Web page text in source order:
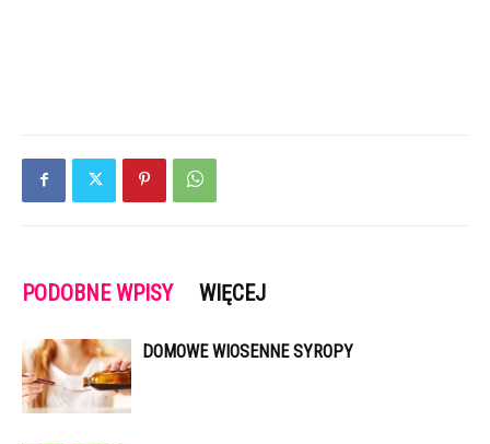
PODOBNE WPISY WIĘCEJ
DOMOWE WIOSENNE SYROPY